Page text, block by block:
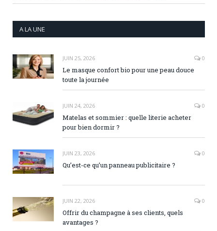
A LA UNE
JUIN 25, 2026 0
Le masque confort bio pour une peau douce
toute la journée
JUIN 24, 2026 0
Matelas et sommier : quelle literie acheter
pour bien dormir ?
JUIN 23, 2026 0
Qu’est-ce qu’un panneau publicitaire ?
JUIN 22, 2026 0
Offrir du champagne à ses clients, quels
avantages ?